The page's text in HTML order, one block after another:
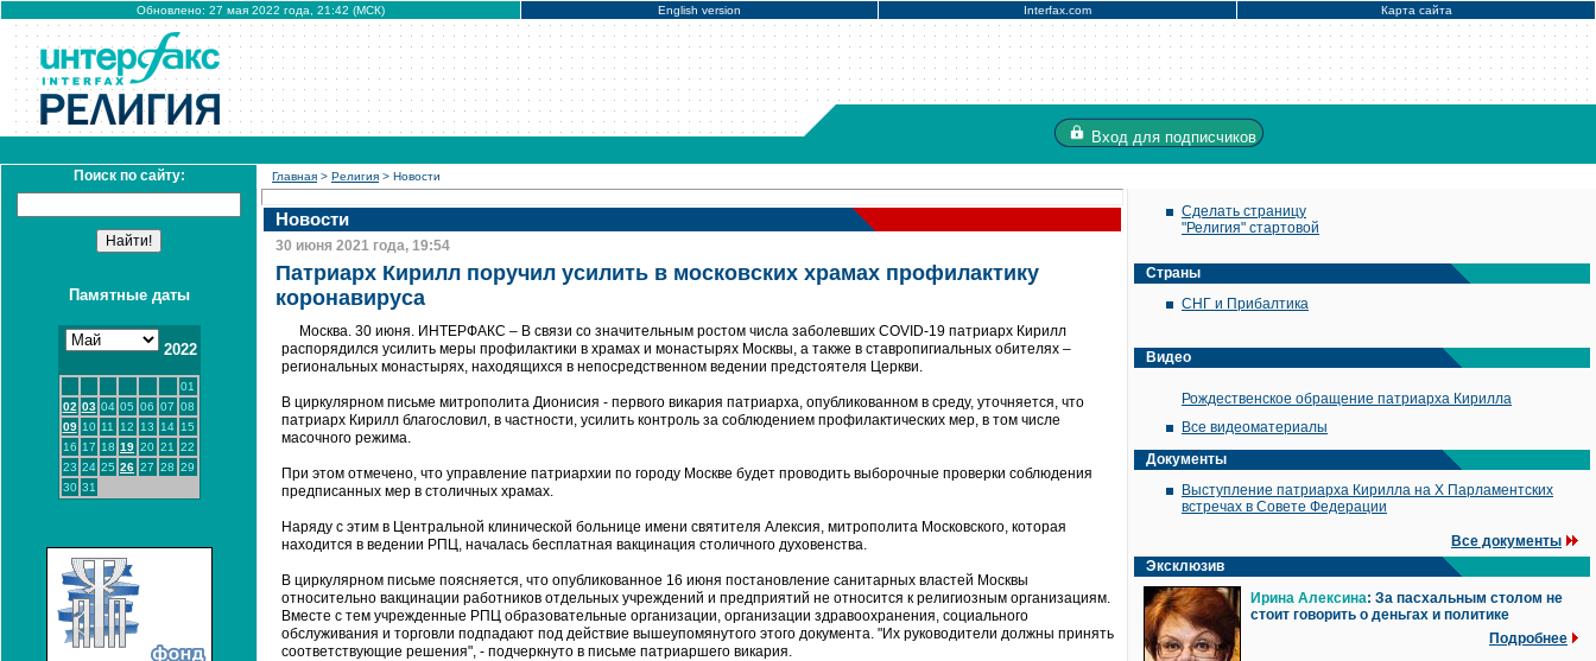
Обновлено: 27 мая 2022 года, 21:42 (МСК) English version Interfax.com Карта сайта
Вход для подписчиков
Поиск по сайту:
Памятные даты
2022
01
02 03 04 05 06 07 08
09 10 11 12 13 14 15
16 17 18 19 20 21
22
23 24 25 26 27 28 29
30 31
Главная > Религия > Новости
Новости
30 июня 2021 года, 19:54
Патриарх Кирилл поручил усилить в московских храмах профилактику
коронавируса
Москва. 30 июня. ИНТЕРФАКС – В связи со значительным ростом числа заболевших COVID-19 патриарх Кирилл
распорядился усилить меры профилактики в храмах и монастырях Москвы, а также в ставропигиальных обителях –
региональных монастырях, находящихся в непосредственном ведении предстоятеля Церкви.
В циркулярном письме митрополита Дионисия - первого викария патриарха, опубликованном в среду, уточняется, что
патриарх Кирилл благословил, в частности, усилить контроль за соблюдением профилактических мер, в том числе
масочного режима.
При этом отмечено, что управление патриархии по городу Москве будет проводить выборочные проверки соблюдения
предписанных мер в столичных храмах.
Наряду с этим в Центральной клинической больнице имени святителя Алексия, митрополита Московского, которая
находится в ведении РПЦ, началась бесплатная вакцинация столичного духовенства.
В циркулярном письме поясняется, что опубликованное 16 июня постановление санитарных властей Москвы
относительно вакцинации работников отдельных учреждений и предприятий не относится к религиозным организациям.
Вместе с тем учрежденные РПЦ образовательные организации, организации здравоохранения, социального
обслуживания и торговли подпадают под действие вышеупомянутого этого документа. "Их руководители должны принять
соответствующие решения", - подчеркнуто в письме патриаршего викария.
Сделать страницу
"Религия" стартовой
Страны
СНГ и Прибалтика
Видео
Рождественское обращение патриарха Кирилла
Все видеоматериалы
Документы
Выступление патриарха Кирилла на X Парламентских
встречах в Совете Федерации
Все документы
Эксклюзив
Ирина Алексина: За пасхальным столом не
стоит говорить о деньгах и политике
Подробнее